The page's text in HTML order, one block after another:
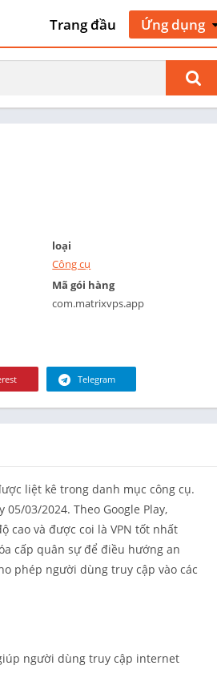
Trang đầu
Ứng dụng
Nghệ
kế
Giao
cộ
Làm đẹp
Sức khỏe &
Thư viện &
Phong cách
Bản đồ &
hướng
Y học
người biên
loại
Công cụ
Mã gói hàng
com.matrixvps.app
Telegram
liệt kê trong danh mục công cụ.
03/2024. Theo Google Play,
cao và được coi là VPN tốt nhất
cấp quân sự để điều hướng an
phép người dùng truy cập vào các
người dùng truy cập internet